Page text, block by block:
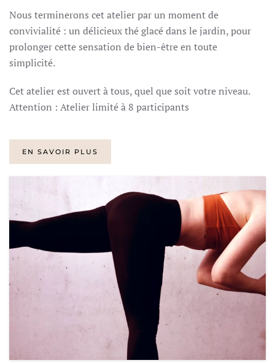
Nous terminerons cet atelier par un moment de
convivialité : un délicieux thé glacé dans le jardin, pour
prolonger cette sensation de bien-être en toute
simplicité.
Cet atelier est ouvert à tous, quel que soit votre niveau.
Attention : Atelier limité à 8 participants
EN SAVOIR PLUS